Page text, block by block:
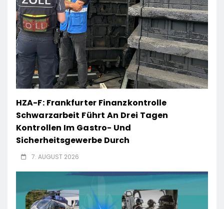
HZA-F: Frankfurter Finanzkontrolle
Schwarzarbeit Führt An Drei Tagen
Kontrollen Im Gastro- Und
Sicherheitsgewerbe Durch
7. AUGUST 2026